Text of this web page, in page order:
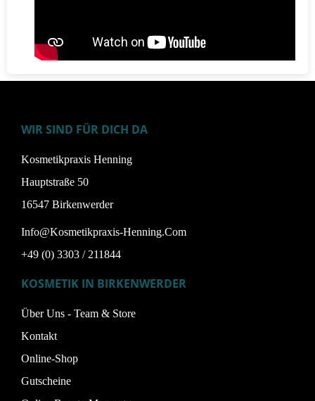
WIR SIND FÜR DICH DA
Kosmetikpraxis Henning
Hauptstraße 50
16547 Birkenwerder
Info@kosmetikpraxis-Henning.com
+49 (0) 3303 / 211844
KOSMETIK IN BIRKENWERDER
Über Uns - Team & Store
Kontakt
Online-Shop
Gutscheine